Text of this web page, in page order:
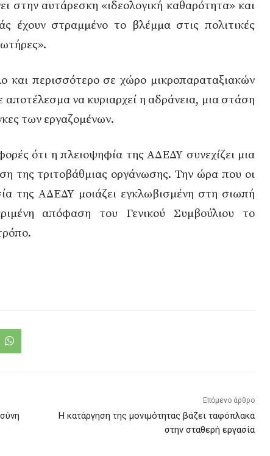
στην αυτάρεσκη «ιδεολογική καθαρότητα» και
έχουν στραμμένο το βλέμμα στις πολιτικές
και περισσότερο σε χώρο μικροπαραταξιακών
αποτέλεσμα να κυριαρχεί η αδράνεια, μια στάση
των εργαζομένων.
ότι η πλειοψηφία της ΑΔΕΔΥ συνεχίζει μια
της τριτοβάθμιας οργάνωσης. Την ώρα που οι
της ΑΔΕΔΥ μοιάζει εγκλωβισμένη στη σιωπή
απόφαση του Γενικού Συμβούλιου το
Επόμενο άρθρο
Η κατάργηση της μονιμότητας βάζει ταφόπλακα
στην σταθερή εργασία